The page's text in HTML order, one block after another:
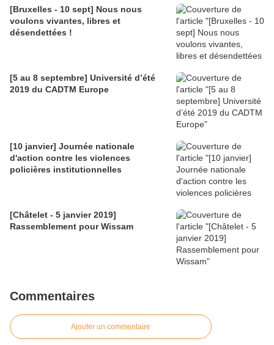
[Bruxelles - 10 sept] Nous nous
voulons vivantes, libres et
désendettées !
[5 au 8 septembre] Université d’été
2019 du CADTM Europe
[10 janvier] Journée nationale
d'action contre les violences
policières institutionnelles
[Châtelet - 5 janvier 2019]
Rassemblement pour Wissam
Commentaires
Ajouter un commentaire